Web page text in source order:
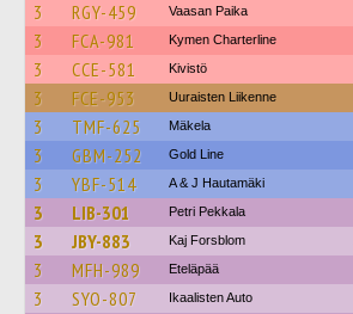
3 RGY-459 Vaasan Paika
3 FCA-981 Kymen Charterline
3 CCE-581 Kivistö
3 FCE-953 Uuraisten Liikenne
3 TMF-625 Mäkela
3 GBM-252 Gold Line
3 YBF-514 A & J Hautamäki
3 LIB-301 Petri Pekkala
3 JBY-883 Kaj Forsblom
3 MFH-989 Eteläpää
3 SYO-807 Ikaalisten Auto